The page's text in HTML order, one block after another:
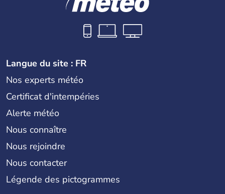
Langue du site : FR
Nos experts météo
Certificat d'intempéries
Alerte météo
Nous connaître
Nous rejoindre
Nous contacter
Légende des pictogrammes